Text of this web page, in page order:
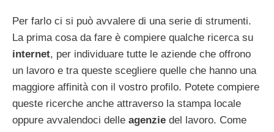
Per farlo ci si può avvalere di una serie di strumenti.
La prima cosa da fare è compiere qualche ricerca su
internet, per individuare tutte le aziende che offrono
un lavoro e tra queste scegliere quelle che hanno una
maggiore affinità con il vostro profilo. Potete compiere
queste ricerche anche attraverso la stampa locale
oppure avvalendoci delle agenzie del lavoro. Come